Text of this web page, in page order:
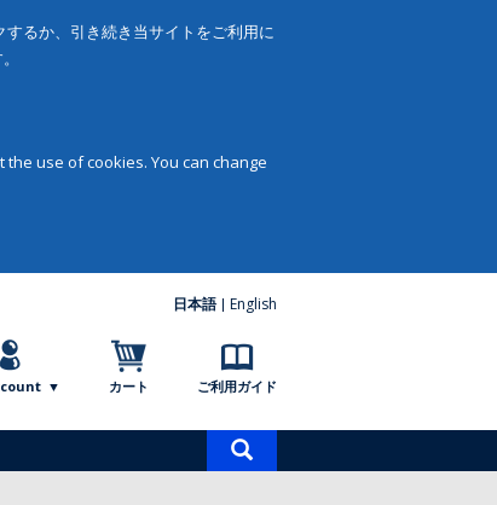
るか、引き続き当サイトをご利用に
use of cookies. You can change
日本語 English
カート ご利用ガイド